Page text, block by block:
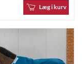
Læg i kurv